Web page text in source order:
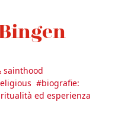
sainthood
#biografie:
ed esperienza